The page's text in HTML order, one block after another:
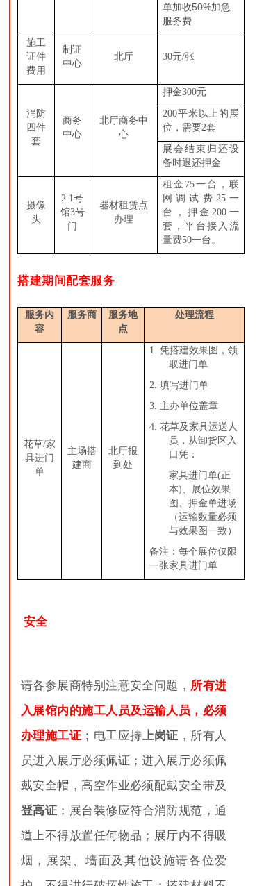
单加收50%加急
服务费
施工
证件
费用
制证
中心
北厅 30元/张
消防
四件
套
商务
中心
北厅商务中
心
押金300元
200平米以上的展
位，需要2套
展会结束归还设
备时退还押金
摄像
头
2.1号
馆3号
门
器材租赁点
办理
租金75一台，联
网调试费25一
台，押金200一
套，平台接入流
量费50一台。
搭建期间配套服务
服务内
容
服务商
服务地
点
处理流程
花草/家
具进门
单
主场搭
建商
北厅报
到处
1. 凭搭建效果图，领
取进门单
2. 填写进门单
3. 主办单位盖章
4. 花草及家具运送人
员，从卸货区入
口凭：
家具进门单(正
本)、展位效果
图、押金单进场
（运输数量必须
与效果图一致）
备注：每个展位仅限
一张家具进门单
安全
请各参展商特别注意安全问题， 所有进
入展馆内的施工人员及运输人员， 必须
办理施工证 ； 电工应持 上岗证 ，所有人
员进入展厅必须佩证；进入展厅必须佩
戴安全帽，高空作业必须配戴安全带及
登高证 ；展台装修应符合消防规范，通
道上不得放置任何物品；展厅内不得吸
烟，展架、墙面及其他设施请各位爱